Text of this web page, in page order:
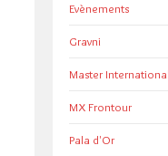
Evènements
Gravni
Master International
MX Frontour
Pala d'Or